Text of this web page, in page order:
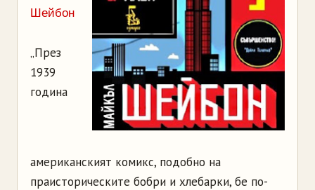
Шейбон
„През
1939
година
американският комикс, подобно на
праисторическите бобри и хлебарки, бе по-